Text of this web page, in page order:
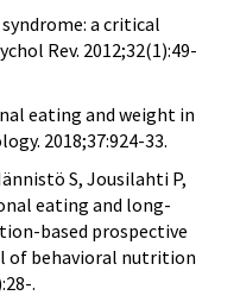
a critical
Rev. 2012;32(1):49-
eating and weight in
2018;37:924-33.
S, Jousilahti P,
eating and long-
based prospective
of behavioral nutrition
.